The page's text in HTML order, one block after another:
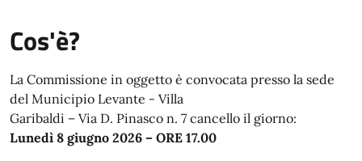
Cos'è?
La Commissione in oggetto è convocata presso la sede
del Municipio Levante - Villa
Garibaldi – Via D. Pinasco n. 7 cancello il giorno:
Lunedì 8 giugno 2026 – ORE 17.00